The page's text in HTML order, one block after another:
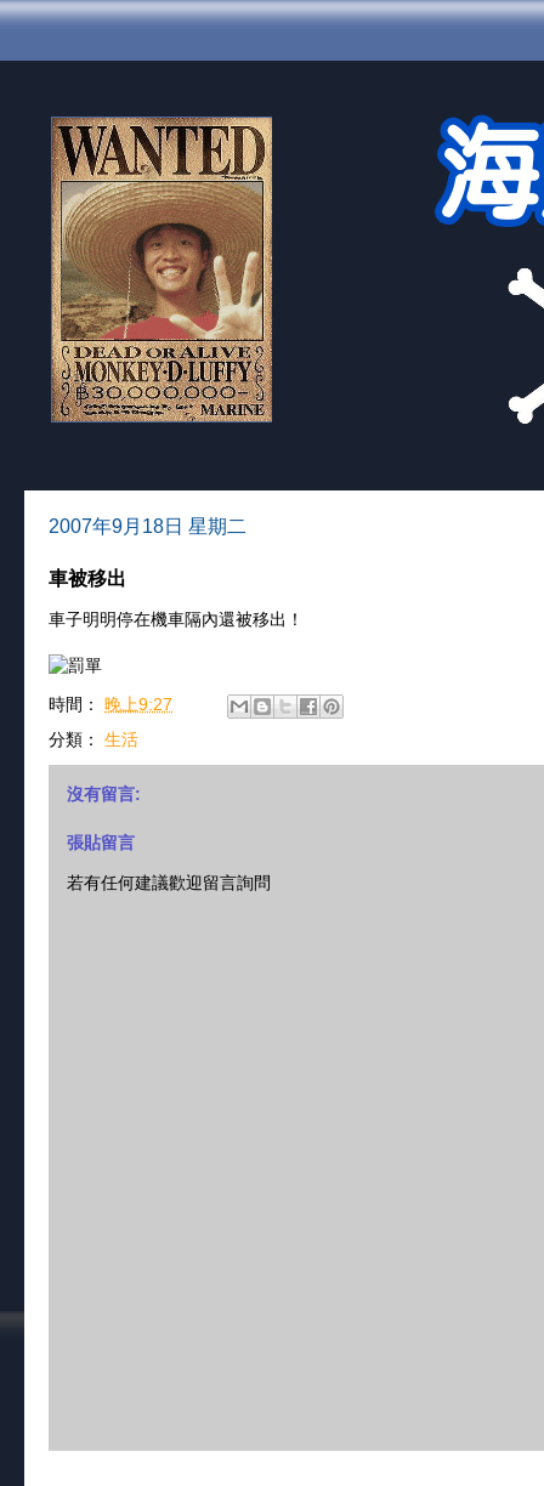
2007年9月18日 星期二
車被移出
車子明明停在機車隔內還被移出！
時間： 晚上9:27
分類： 生活
沒有留言:
張貼留言
若有任何建議歡迎留言詢問